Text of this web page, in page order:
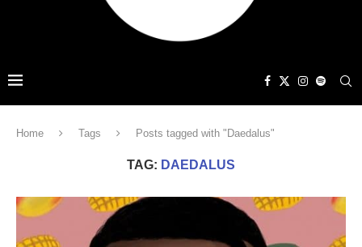
Home Tags Posts tagged with "Daedalus"
TAG: DAEDALUS